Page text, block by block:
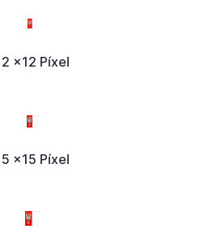
x12 Píxel
x15 Píxel